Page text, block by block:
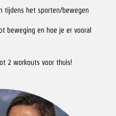
tijdens het sporten/bewegen
beweging en hoe je er vooral
2 workouts voor thuis!